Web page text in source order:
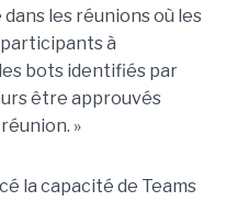
dans les réunions où les
à
bots identifiés par
être approuvés
»
la capacité de Teams